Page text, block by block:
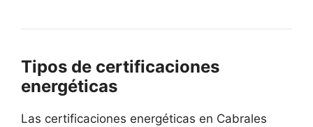
Tipos de certificaciones
energéticas
Las certificaciones energéticas en Cabrales